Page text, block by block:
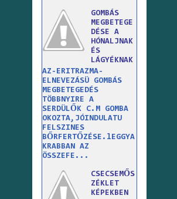
GOMBÁS
MEGBETEGE
DÉSE A
HÓNALJNAK
ÉS
LÁGYÉKNAK
AZ-ERITRAZMA-
ELNEVEZÁSÜ GOMBÁS
MEGBETEGEDÉS
TÖBBNYIRE A
SERDÜLŐK C.M GOMBA
OKOZTA,JÓINDULATU
FELSZINES
BŐRFERTŐZÉSE.lEGGYA
KRABBAN AZ
ÖSSZEFE...
CSECSEMŐS
ZÉKLET
KÉPEKBEN